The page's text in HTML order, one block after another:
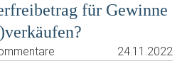
für Gewinne
24.11.2022